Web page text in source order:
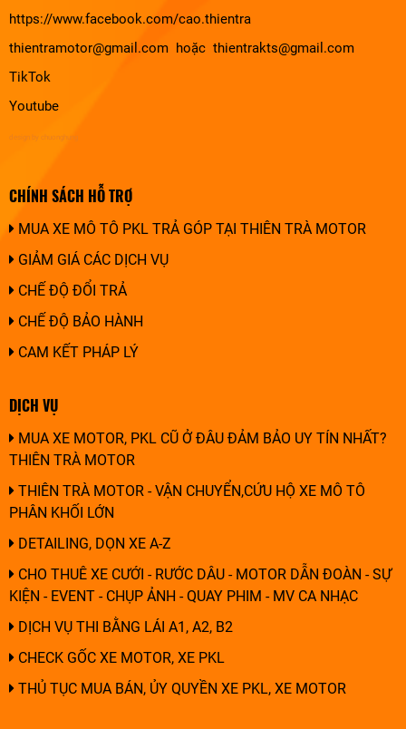
https://www.facebook.com/cao.thientra
thientramotor@gmail.com hoặc thientrakts@gmail.com
TikTok
Youtube
design by chuonghung
CHÍNH SÁCH HỖ TRỢ
MUA XE MÔ TÔ PKL TRẢ GÓP TẠI THIÊN TRÀ MOTOR
GIẢM GIÁ CÁC DỊCH VỤ
CHẾ ĐỘ ĐỔI TRẢ
CHẾ ĐỘ BẢO HÀNH
CAM KẾT PHÁP LÝ
DỊCH VỤ
MUA XE MOTOR, PKL CŨ Ở ĐÂU ĐẢM BẢO UY TÍN NHẤT?
THIÊN TRÀ MOTOR
THIÊN TRÀ MOTOR - VẬN CHUYỂN,CỨU HỘ XE MÔ TÔ
PHÂN KHỐI LỚN
DETAILING, DỌN XE A-Z
CHO THUÊ XE CƯỚI - RƯỚC DÂU - MOTOR DẪN ĐOÀN - SỰ
KIỆN - EVENT - CHỤP ẢNH - QUAY PHIM - MV CA NHẠC
DỊCH VỤ THI BẰNG LÁI A1, A2, B2
CHECK GỐC XE MOTOR, XE PKL
THỦ TỤC MUA BÁN, ỦY QUYỀN XE PKL, XE MOTOR